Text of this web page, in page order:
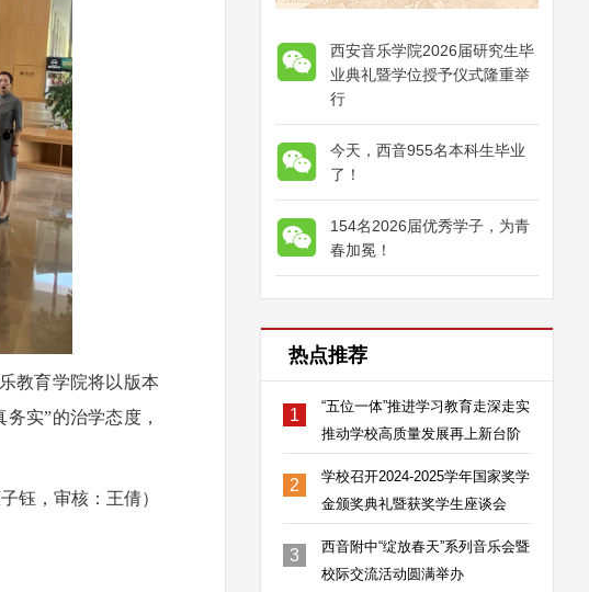
教育学院将以版本
实”的治学态度，
钰，审核：王倩）
西安音乐学院2026届研究生毕
业典礼暨学位授予仪式隆重举
行
今天，西音955名本科生毕业
了！
154名2026届优秀学子，为青
春加冕！
热点推荐
1
“五位一体”推进学习教育走深走实
推动学校高质量发展再上新台阶
2
学校召开2024-2025学年国家奖学
金颁奖典礼暨获奖学生座谈会
3
西音附中“绽放春天”系列音乐会暨
校际交流活动圆满举办